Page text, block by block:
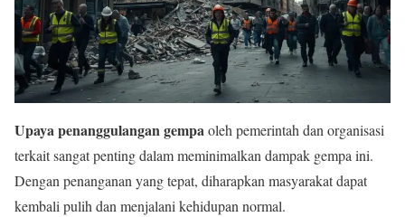
Upaya penanggulangan gempaoleh pemerintah dan organisasi
terkait sangat penting dalam meminimalkan dampak gempa ini.
Dengan penanganan yang tepat, diharapkan masyarakat dapat
kembali pulih dan menjalani kehidupan normal.